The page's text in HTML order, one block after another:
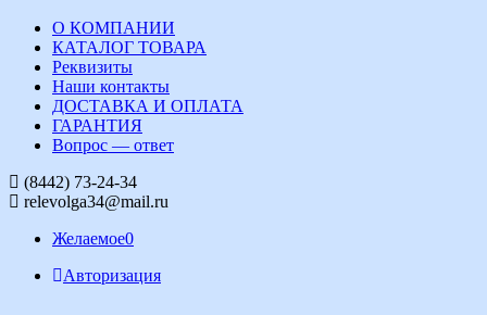
О КОМПАНИИ
КАТАЛОГ ТОВАРА
Реквизиты
Наши контакты
ДОСТАВКА И ОПЛАТА
ГАРАНТИЯ
Вопрос — ответ
(8442) 73-24-34
relevolga34@mail.ru
Желаемое0
Авторизация